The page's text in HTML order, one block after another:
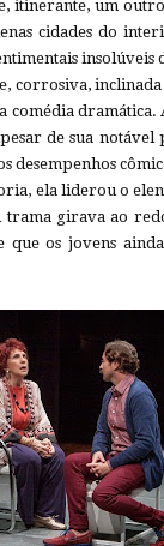
itinerante, um
cidades do
insolúveis
corrosiva,
comédia
de sua
desempenhos
ela liderou o
trama girava ao
que os jovens